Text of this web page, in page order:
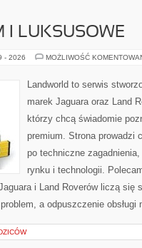
I LUKSUSOWE
- 2026 MOŻLIWOŚĆ
Landworld to serwis
marek Jaguara oraz Land
którzy chcą świadomie
premium. Strona prowadzi
po techniczne
rynku i technologii.
i Land Roverów liczą się
a odpuszczenie